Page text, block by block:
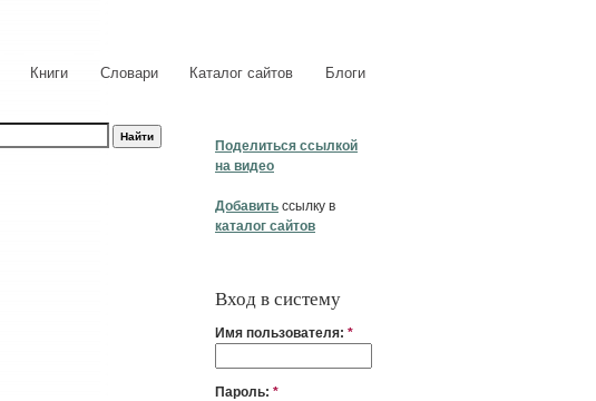
Книги Словари Каталог сайтов Блоги
Поделиться ссылкой
на видео
Добавить ссылку в
каталог сайтов
Вход в систему
Имя пользователя: *
Пароль: *